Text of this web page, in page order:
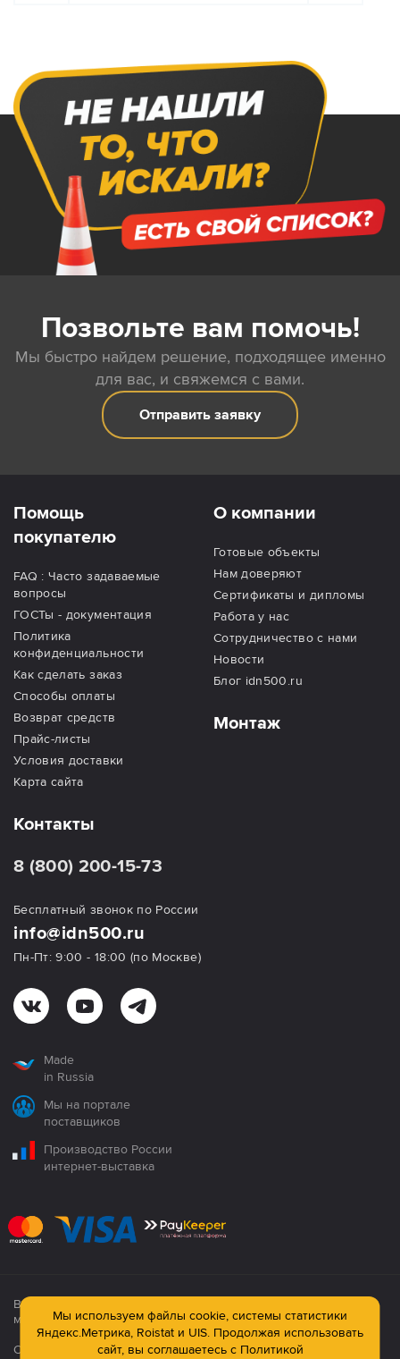
Позвольте вам помочь!
Мы быстро найдем решение, подходящее именно
для вас, и свяжемся с вами.
Отправить заявку
Помощь
покупателю
FAQ : Часто задаваемые
вопросы
ГОСТы - документация
Политика
конфиденциальности
Как сделать заказ
Способы оплаты
Возврат средств
Прайс-листы
Условия доставки
Карта сайта
О компании
Готовые объекты
Нам доверяют
Сертификаты и дипломы
Работа у нас
Сотрудничество с нами
Новости
Блог idn500.ru
Монтаж
Контакты
8 (800) 200-15-73
Бесплатный звонок по России
info@idn500.ru
Пн-Пт: 9:00 - 18:00 (по Москве)
Made
in Russia
Мы на портале
поставщиков
Производство России
интернет-выставка
Все продукция сертифицирована. Использование
материалов сайта строго запрещено!
Официальный сайт компании: © ООО ПК «Технология»,
Мы используем файлы cookie, системы статистики
Яндекс.Метрика, Roistat и UIS. Продолжая использовать
сайт, вы соглашаетесь с Политикой